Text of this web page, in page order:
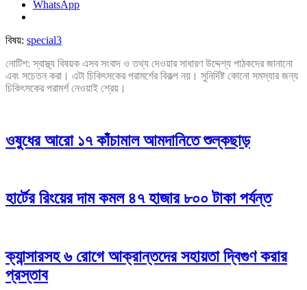
WhatsApp
বিষয়: special3
নোটিশ: স্বাস্থ্য বিষয়ক এসব সংবাদ ও তথ্য দেওয়ার সাধারণ উদ্দেশ্য পাঠকদের জানানো
এবং সচেতন করা। এটা চিকিৎসকের পরামর্শের বিকল্প নয়। সুনির্দিষ্ট কোনো সমস্যার জন্য
চিকিৎসকের পরামর্শ নেওয়াই শ্রেয়।
ওষুধের আরো ১৭ কাঁচামাল আমদানিতে শুল্কছাড়
হার্টের রিংয়ের দাম কমল ৪৭ হাজার ৮০০ টাকা পর্যন্ত
ক্যান্সারসহ ৬ রোগে আক্রান্তদের সহায়তা দ্বিগুণ করার
প্রস্তাব